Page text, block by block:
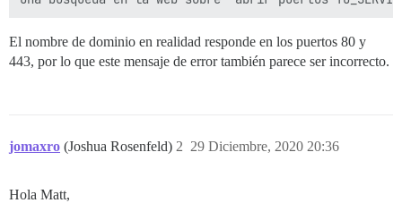
El nombre de dominio en realidad responde en los puertos 80 y
443, por lo que este mensaje de error también parece ser incorrecto.
jomaxro (Joshua Rosenfeld) 29 Diciembre, 2020 20:36
2
Hola Matt,